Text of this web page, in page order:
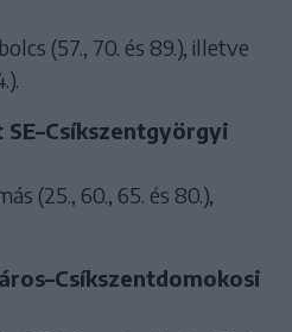
(57., 70. és 89.), illetve
(25., 60., 65. és 80.),